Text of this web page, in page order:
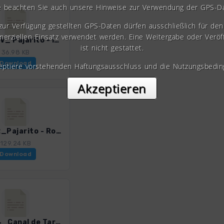
Gom_11V_ Pajarito - Imada - Paredes - Garajonay.gpx
36.98 KB
Download
Gom_12_Pajarito - Roque de Agando.gpx
129.24 KB
Download
Gom_14_Canal de Targa.gpx
beachten Sie auch unsere Hinweise zur Verwendung der GPS-
Verfügung gestellten GPS-Daten dürfen ausschließlich für
Einsatz verwendet werden. Eine Weitergabe oder
ist nicht gestattet.
vorstehenden Haftungsausschluss und die
Akzeptieren